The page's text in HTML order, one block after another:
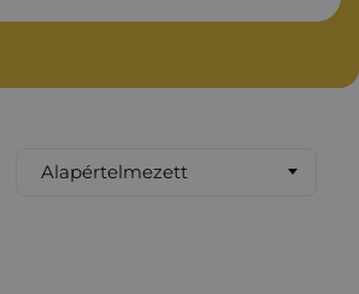
Alapértelmezett